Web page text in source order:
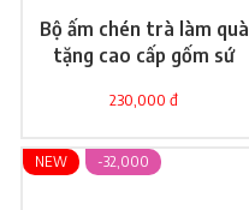
Bộ ấm chén trà làm quà
tặng cao cấp gốm sứ
230,000 đ
NEW -32,000